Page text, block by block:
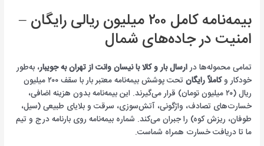
بیمه‌نامه کامل ۲۰۰ میلیون ریالی رایگان –
امنیت در جاده‌های شمال
تمامی محموله‌ها درارسال بار و کالا با نیسان وانت از تهران به جویبار، به‌طور
خودکار وکاملاً رایگان
تحت پوشش بیمه‌نامه معتبر بار با سقف ۲۰۰ میلیون
ریال (۲۰ میلیون تومان) قرار می‌گیرند. این بیمه‌نامه بدون هزینه اضافی،
خسارت‌های تصادف، واژگونی، آتش‌سوزی، سرقت و بلایای طبیعی (سیل،
طوفان، ریزش کوه) را جبران می‌کند. شماره بیمه‌نامه روی بارنامه درج و تیم
ما تا دریافت خسارت همراه شماست.